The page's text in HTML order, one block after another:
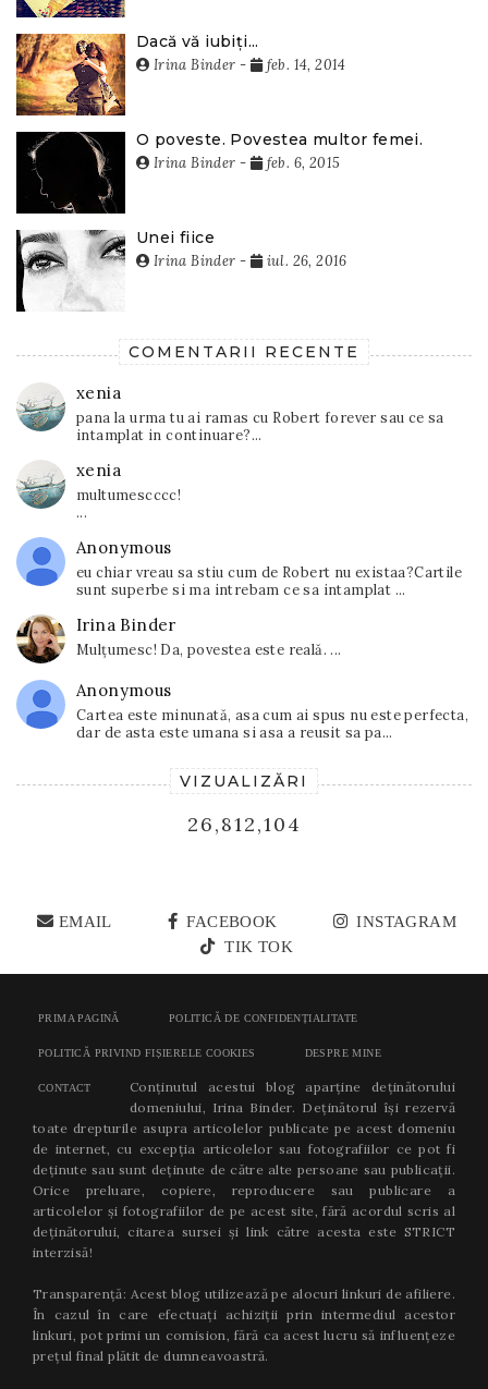
Dacă vă iubiți...
Irina Binder - feb. 14, 2014
O poveste. Povestea multor femei.
Irina Binder - feb. 6, 2015
Unei fiice
Irina Binder - iul. 26, 2016
COMENTARII RECENTE
xenia
pana la urma tu ai ramas cu Robert forever sau ce sa
intamplat in continuare?...
xenia
multumescccc!
...
Anonymous
eu chiar vreau sa stiu cum de Robert nu existaa?Cartile
sunt superbe si ma intrebam ce sa intamplat ...
Irina Binder
Mulțumesc! Da, povestea este reală. ...
Anonymous
Cartea este minunată, asa cum ai spus nu este perfecta,
dar de asta este umana si asa a reusit sa pa...
VIZUALIZĂRI
26,812,104
EMAIL FACEBOOK
INSTAGRAM
TIK TOK
PRIMA PAGINĂ POLITICĂ DE CONFIDENȚIALITATE
POLITICĂ PRIVIND FIȘIERELE COOKIES DESPRE MINE
CONTACT
Conținutul acestui blog aparține deținătorului
domeniului, Irina Binder. Deținătorul își rezervă
toate drepturile asupra articolelor publicate pe acest domeniu
de internet, cu excepția articolelor sau fotografiilor ce pot fi
deținute sau sunt deținute de către alte persoane sau publicații.
Orice preluare, copiere, reproducere sau publicare a
articolelor și fotografiilor de pe acest site, fără acordul scris al
deținătorului, citarea sursei și link către acesta este STRICT
interzisă!
Transparență: Acest blog utilizează pe alocuri linkuri de afiliere.
În cazul în care efectuați achiziții prin intermediul acestor
linkuri, pot primi un comision, fără ca acest lucru să influențeze
prețul final plătit de dumneavoastră.